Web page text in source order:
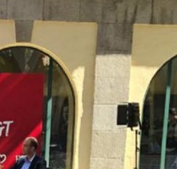
la juventud en Cantabria
en Andalucía: la globalización
de Gran Canaria
editoriales de prensa